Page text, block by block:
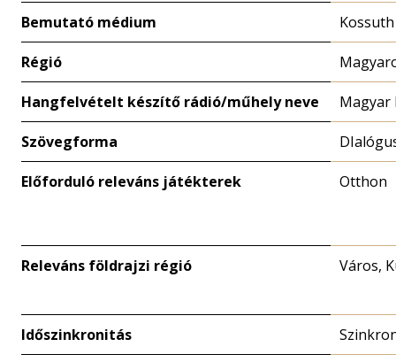
Bemutató médium Kossuth
Régió
Hangfelvételt készítő rádió/műhely neve Magyar
Szövegforma
Előforduló releváns játékterek Otthon
Releváns földrajzi régió Város,
Időszinkronitás